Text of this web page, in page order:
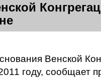
Венской
году, сообщает